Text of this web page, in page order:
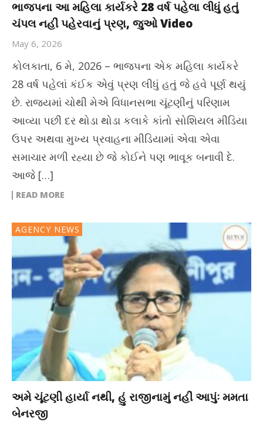
ભાજપના આ મહિલા કાર્યકરે 28 વર્ષ પહેલા લીધું હતું
ચંપલ નહીં પહેરવાનું પ્રણ, જુઓ Video
May 6, 2026
કોલકાતા, 6 મે, 2026 – ભાજપના એક મહિલા કાર્યકરે
28 વર્ષ પહેલાં કંઈક એવું પ્રણ લીધું હતું જે હવે પૂર્ણ થયું
છે. રાજ્યમાં ચોથી મેએ વિધાનસભા ચૂંટણીનું પરિણામ
આવ્યા પછી દર થોડા થોડા કલાકે કાંતો સોશિયલ મીડિયા
ઉપર અથવા મુખ્ય પ્રવાહના મીડિયામાં એવા એવા
સમાચાર મળી રહ્યા છે જે કોઈને પણ ભાવૂક બનાવી દે.
આજે […]
READ MORE
AGENCY NEWS
અમે ચૂંટણી હાર્યા નથી, હું રાજીનામું નહીં આપુંઃ મમતા
બેનરજી